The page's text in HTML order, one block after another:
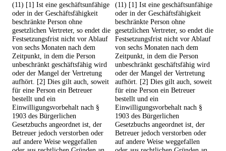
(11) [1] Ist eine geschäftsunfähige
oder in der Geschäftsfähigkeit
beschränkte Person ohne
gesetzlichen Vertreter, so endet die
Festsetzungsfrist nicht vor Ablauf
von sechs Monaten nach dem
Zeitpunkt, in dem die Person
unbeschränkt geschäftsfähig wird
oder der Mangel der Vertretung
aufhört. [2] Dies gilt auch, soweit
für eine Person ein Betreuer
bestellt und ein
Einwilligungsvorbehalt nach §
1903 des Bürgerlichen
Gesetzbuchs angeordnet ist, der
Betreuer jedoch verstorben oder
auf andere Weise weggefallen
(11) [1] Ist eine geschäftsunfähige
oder in der Geschäftsfähigkeit
beschränkte Person ohne
gesetzlichen Vertreter, so endet die
Festsetzungsfrist nicht vor Ablauf
von sechs Monaten nach dem
Zeitpunkt, in dem die Person
unbeschränkt geschäftsfähig wird
oder der Mangel der Vertretung
aufhört. [2] Dies gilt auch, soweit
für eine Person ein Betreuer
bestellt und ein
Einwilligungsvorbehalt nach §
1903 des Bürgerlichen
Gesetzbuchs angeordnet ist, der
Betreuer jedoch verstorben oder
auf andere Weise weggefallen